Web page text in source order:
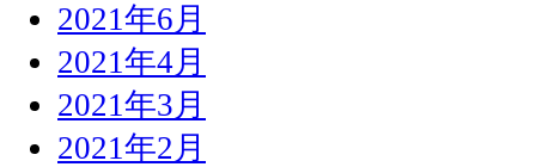
2021年6月
2021年4月
2021年3月
2021年2月